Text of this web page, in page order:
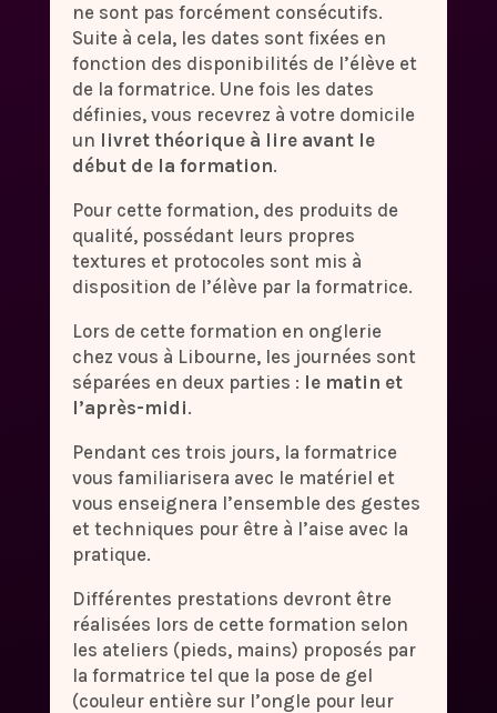
ne sont pas forcément consécutifs.
Suite à cela, les dates sont fixées en
fonction des disponibilités de l’élève et
de la formatrice. Une fois les dates
définies, vous recevrez à votre domicile
un livret théorique à lire avant le
début de la formation.
Pour cette formation, des produits de
qualité, possédant leurs propres
textures et protocoles sont mis à
disposition de l’élève par la formatrice.
Lors de cette formation en onglerie
chez vous à Libourne, les journées sont
séparées en deux parties : le matin et
l’après-midi.
Pendant ces trois jours, la formatrice
vous familiarisera avec le matériel et
vous enseignera l’ensemble des gestes
et techniques pour être à l’aise avec la
pratique.
Différentes prestations devront être
réalisées lors de cette formation selon
les ateliers (pieds, mains) proposés par
la formatrice tel que la pose de gel
(couleur entière sur l’ongle pour leur